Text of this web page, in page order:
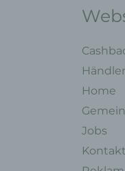
Home
Jobs
Kontakt